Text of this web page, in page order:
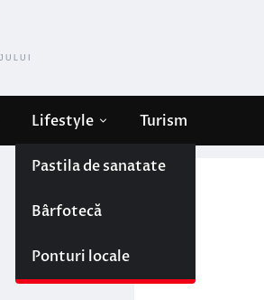
Lifestyle
Pastila de sanatate
Bârfotecă
Ponturi locale
Turism